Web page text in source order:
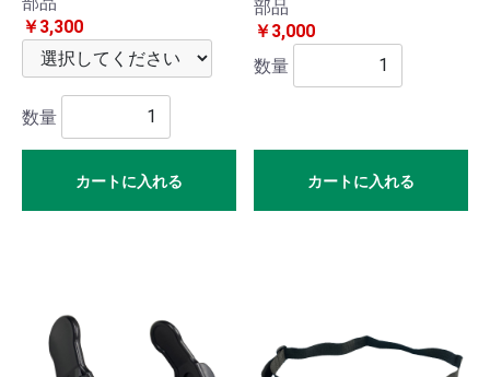
ト
ポー
タブ
ルト
イレ
ト用
品
￥3,300
数量
カートに入れる
部品
￥3,000
数量
カートに入れる